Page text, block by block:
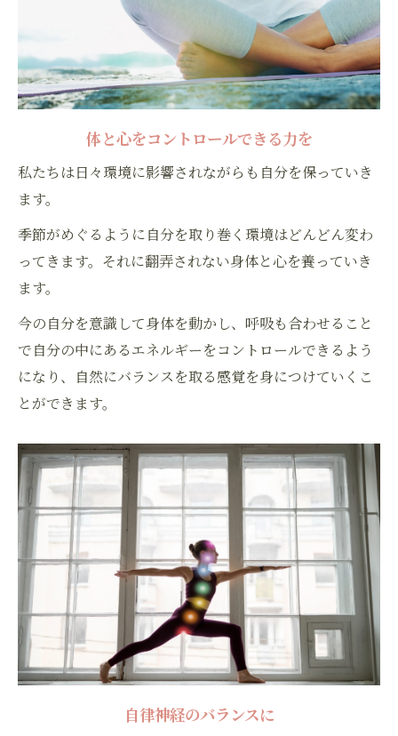
体と心をコントロールできる力を
私たちは日々環境に影響されながらも自分を保っていき
ます。
季節がめぐるように自分を取り巻く環境はどんどん変わ
ってきます。それに翻弄されない身体と心を養っていき
ます。
今の自分を意識して身体を動かし、呼吸も合わせること
で自分の中にあるエネルギーをコントロールできるよう
になり、自然にバランスを取る感覚を身につけていくこ
とができます。
自律神経のバランスに